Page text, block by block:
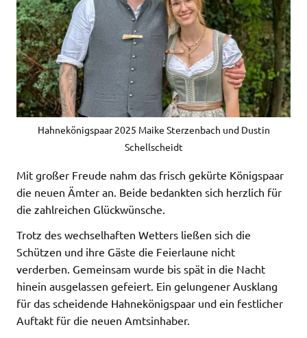
Hahnekönigspaar 2025 Maike Sterzenbach und Dustin
Schellscheidt
Mit großer Freude nahm das frisch gekürte Königspaar
die neuen Ämter an. Beide bedankten sich herzlich für
die zahlreichen Glückwünsche.
Trotz des wechselhaften Wetters ließen sich die
Schützen und ihre Gäste die Feierlaune nicht
verderben. Gemeinsam wurde bis spät in die Nacht
hinein ausgelassen gefeiert. Ein gelungener Ausklang
für das scheidende Hahnekönigspaar und ein festlicher
Auftakt für die neuen Amtsinhaber.